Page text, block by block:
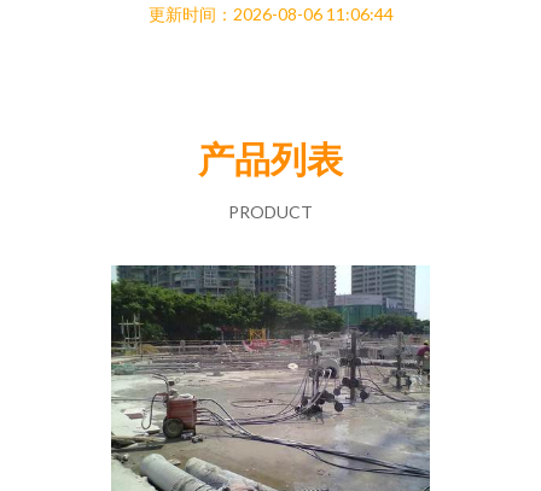
更新时间：2026-08-06 11:06:44
产品列表
PRODUCT